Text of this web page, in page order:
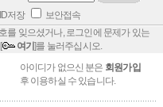
ID저장
보안접속
를 잊으셨거나, 로그인에 문제가 있는
여기]를 눌러주십시오.
아이디가 없으신 분은 회원가입
후 이용하실 수 있습니다.